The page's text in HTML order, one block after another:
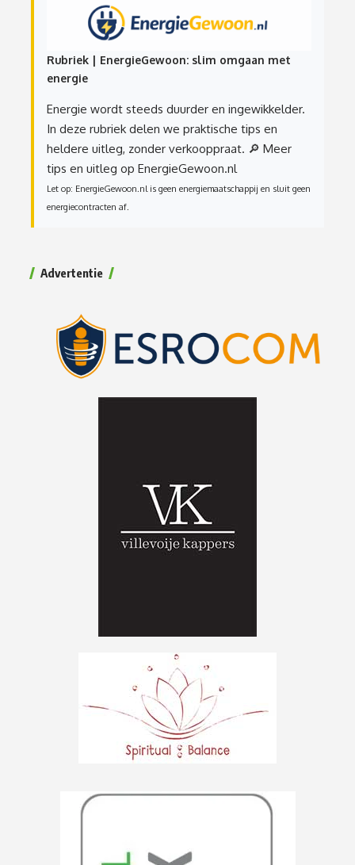
Rubriek | EnergieGewoon: slim omgaan met
energie
Energie wordt steeds duurder en ingewikkelder.
In deze rubriek delen we praktische tips en
heldere uitleg, zonder verkooppraat. 🔎 Meer
tips en uitleg op EnergieGewoon.nl
Let op: EnergieGewoon.nl is geen energiemaatschappij en sluit geen
energiecontracten af.
Advertentie